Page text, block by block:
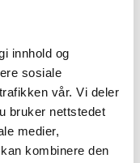
innhold og
sosiale
vår. Vi deler
bruker nettstedet
medier,
kombinere den
om å
og
Litt
vanning.
stille eller